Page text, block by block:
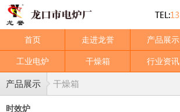
首页 走进龙誉 产品展示
工业电炉 干燥箱 行业资讯
产品展示 干燥箱
时效炉